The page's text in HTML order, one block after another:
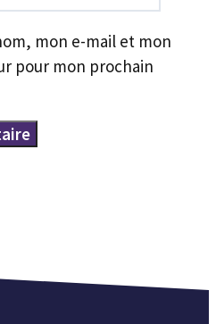
mon e-mail et mon
pour mon prochain